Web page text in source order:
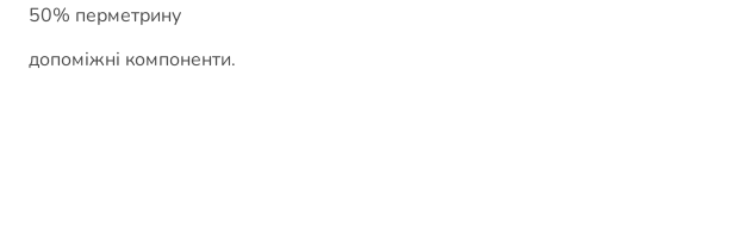
50% перметрину
допоміжні компоненти.